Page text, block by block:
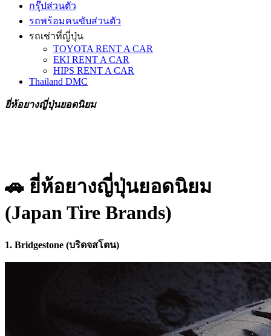
กรุ๊ปส่วนตัว
รถพร้อมคนขับส่วนตัว
รถเช่าที่ญี่ปุ่น
TOYOTA RENT A CAR
EKI RENT A CAR
HIPS RENT A CAR
Thailand DMC
ยี่ห้อยางญี่ปุ่นยอดนิยม
🚗 ยี่ห้อยางญี่ปุ่นยอดนิยม
(Japan Tire Brands)
1. Bridgestone (บริดจสโตน)